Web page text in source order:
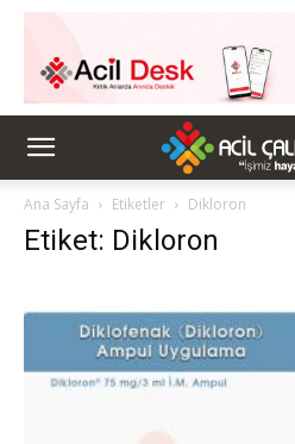
Ana Sayfa Etiketler Dikloron
Etiket: Dikloron